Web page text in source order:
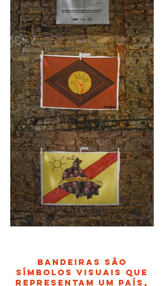
BANDEIRAS SÃO
SÍMBOLOS VISUAIS QUE
REPRESENTAM UM PAÍS,